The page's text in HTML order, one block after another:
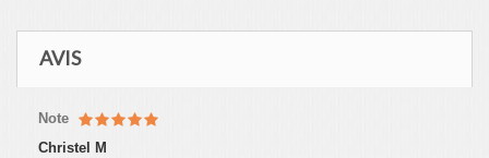
AVIS
Note
Christel M